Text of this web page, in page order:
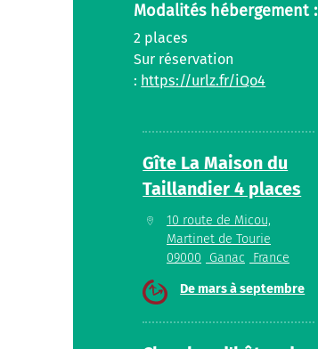
Modalités hébergement :
2 places
Sur réservation
: https://urlz.fr/iQo4
Gîte La Maison du
Taillandier 4 places
10 route de Micou,
Martinet de Tourie
09000
Ganac France
De mars à septembre